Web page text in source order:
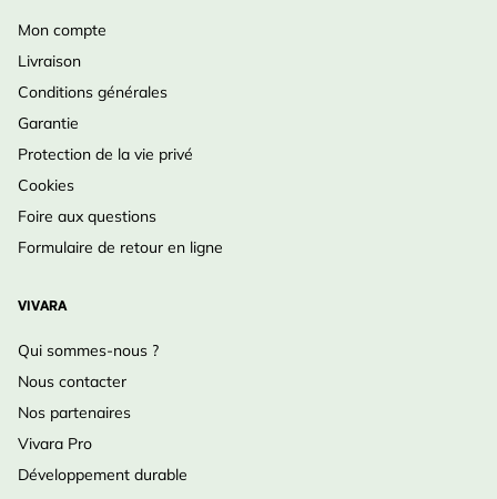
Mon compte
Livraison
Conditions générales
Garantie
Protection de la vie privé
Cookies
Foire aux questions
Formulaire de retour en ligne
VIVARA
Qui sommes-nous ?
Nous contacter
Nos partenaires
Vivara Pro
Développement durable